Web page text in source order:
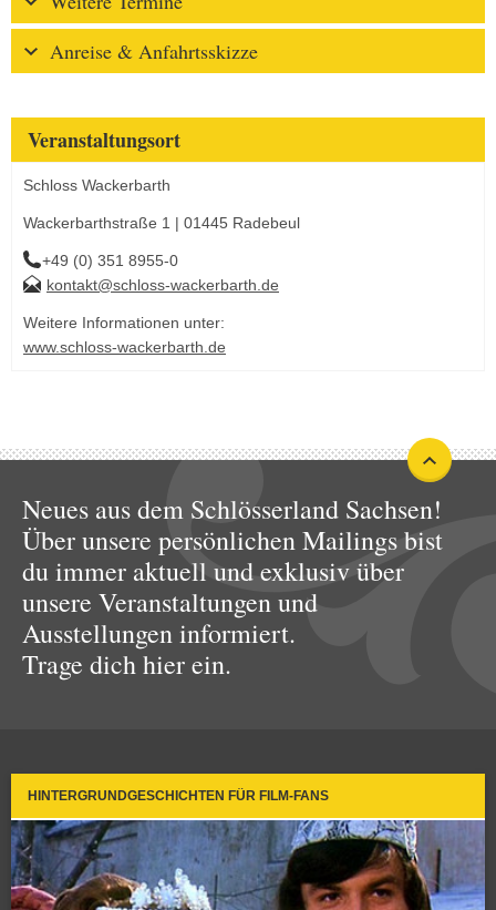
Anreise & Anfahrtsskizze
Veranstaltungsort
Schloss Wackerbarth
Wackerbarthstraße 1 | 01445 Radebeul
+49 (0) 351 8955-0
kontakt@schloss-wackerbarth.de
Weitere Informationen unter:
www.schloss-wackerbarth.de
Neues aus dem Schlösserland Sachsen!
Über unsere persönlichen Mailings bist
du immer aktuell und exklusiv über
unsere Veranstaltungen und
Ausstellungen informiert.
Trage dich hier ein.
HINTERGRUNDGESCHICHTEN FÜR FILM-FANS